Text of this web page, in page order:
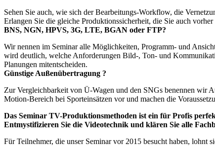
Sehen Sie auch, wie sich der Bearbeitungs-Workflow, die
Erlangen Sie die gleiche Produktionssicherheit, die Sie auch
BNS, NGN, HPVS, 3G, LTE, BGAN oder FTP?
Wir nennen im Seminar alle Möglichkeiten, Programm- und
wird deutlich, welche Anforderungen Bild-, Ton- und
Planungen mitentscheiden.
Günstige Außenübertragung ?
Zur Vergleichbarkeit von Ü-Wagen und den SNGs benennen wir
Motion-Bereich bei Sporteinsätzen vor und machen die
Das Seminar TV-Produktionsmethoden ist ein für Profis
Entmystifizieren Sie die Videotechnik und klären Sie alle
Für Teilnehmer, die unser Seminar vor 2015 besucht haben,